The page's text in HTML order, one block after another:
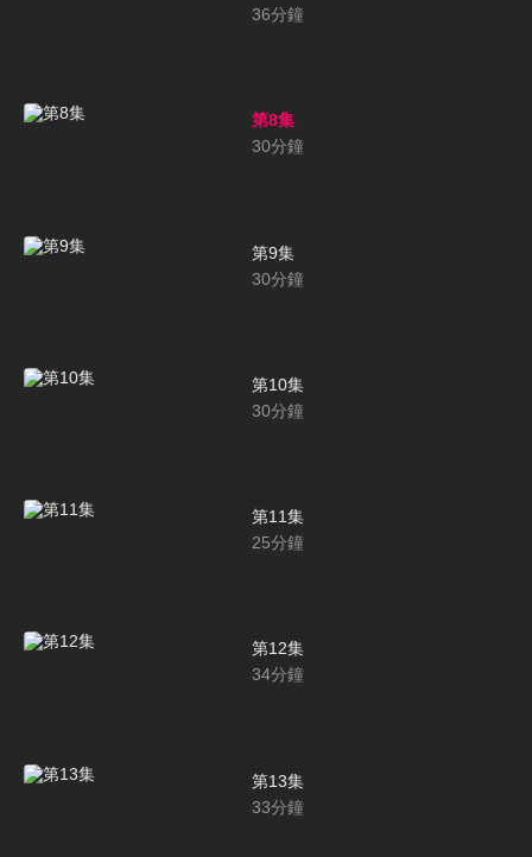
36分鐘
第8集
30分鐘
第9集
30分鐘
第10集
30分鐘
第11集
25分鐘
第12集
34分鐘
第13集
33分鐘